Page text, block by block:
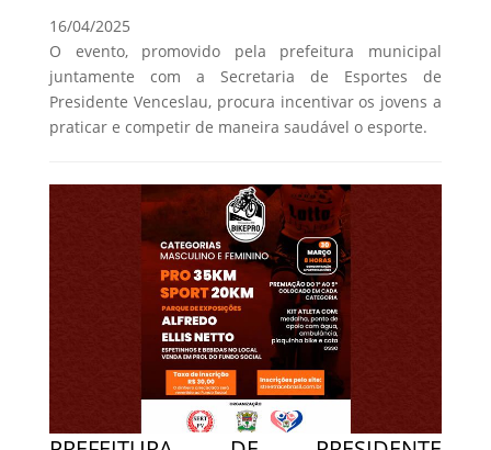
16/04/2025
O evento, promovido pela prefeitura municipal
juntamente com a Secretaria de Esportes de
Presidente Venceslau, procura incentivar os jovens a
praticar e competir de maneira saudável o esporte.